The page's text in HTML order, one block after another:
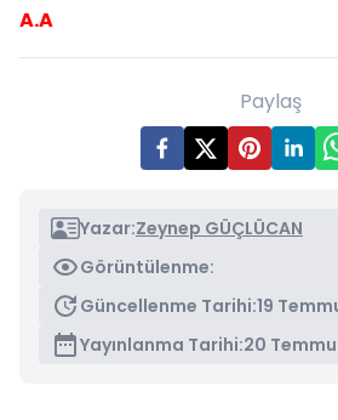
A.A
Paylaş
Yazar:Zeynep GÜÇLÜCAN
Görüntülenme:
Güncellenme Tarihi:19
Yayınlanma Tarihi:20